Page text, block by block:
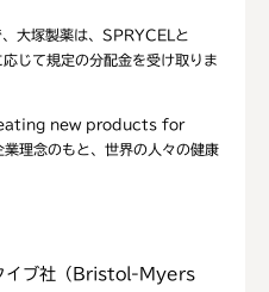
大塚製薬は、SPRYCELと
じて規定の分配金を受け取りま
new products for
念のもと、世界の人々の健康
イブ社（Bristol-Myers